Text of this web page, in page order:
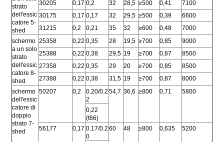
strato
dell'essic
catore 5-
shed
30205
0,17 0,2 32 28,5 ≥500 0,41
7100
30175
0,17 0,17 32 29,5 ≥500 0,39
6600
31215
0,2 0,21 35 32 ≥600 0,48
7000
schermo
a un solo
strato
dell'essic
catore 8-
shed
25358 0,22 0,35 28 19,5 ≥700 0,85
9000
25388
0,22 0,38 29,5 19 ≥700 0,87
8500
27358
0,22 0,35 29 20 ≥700 0,85
8500
27388
0,22 0,38 31,5 19 ≥700 0,87
8000
schermo
dell'essic
catore di
doppio
strato 7-
shed
50207 0,2
0.20/0.2
2
54,7 36,6 ≥800 0,71 5800
0,22
(t66)
56177
0,17 0.17/0.2
0
60 48 ≥800 0,635 5200